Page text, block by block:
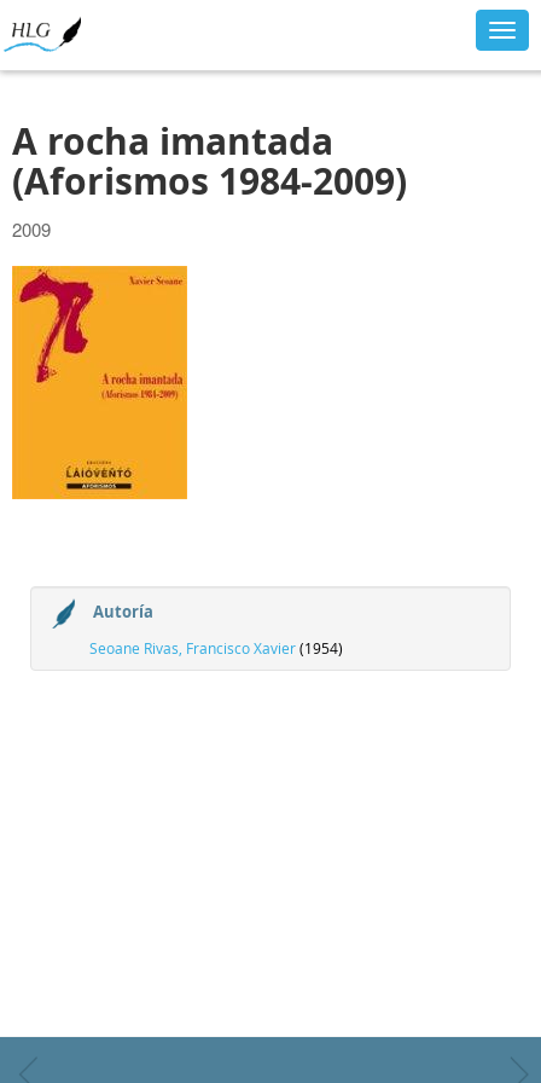
A rocha imantada
(Aforismos 1984-2009)
2009
Autoría
Seoane Rivas, Francisco Xavier(1954)